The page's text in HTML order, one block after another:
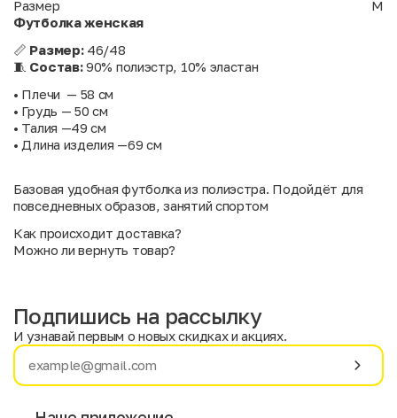
Размер
M
Футболка женская
📏 Размер:46/48
🧵 Состав:90% полиэстр, 10% эластан
• Плечи — 58 см
• Грудь — 50 см
• Талия —49 см
• Длина изделия —69 см
Базовая удобная футболка из полиэстра. Подойдёт для
повседневных образов, занятий спортом
Как происходит доставка?
Можно ли вернуть товар?
Имя
Подпишись на рассылку
И узнавай первым о новых скидках и акциях.